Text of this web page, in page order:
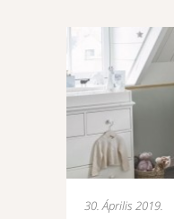
30. Április 2019.